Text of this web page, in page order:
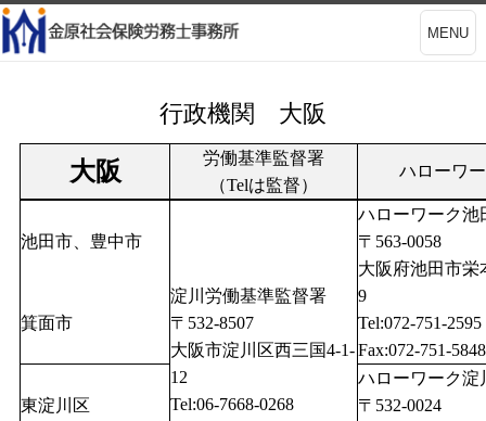
MENU
行政機関 大阪
大阪
労働基準監督署
（Telは監督）
ハローワ
池田市、豊中市
淀川労働基準監督署
〒532-8507
大阪市淀川区西三国4-1-
12
Tel:06-7668-0268
ハローワーク池
〒563-0058
大阪府池田市栄
9
Tel:072-751-2595
Fax:072-751-5848
箕面市
東淀川区
ハローワーク淀
〒532-0024